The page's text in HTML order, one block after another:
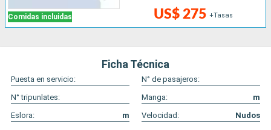
Comidas incluidas US$ 275 +Tasas
Ficha Técnica
Puesta en servicio:
N° de pasajeros:
N° tripunlates:
Manga:
m
Eslora:
m Velocidad: Nudos